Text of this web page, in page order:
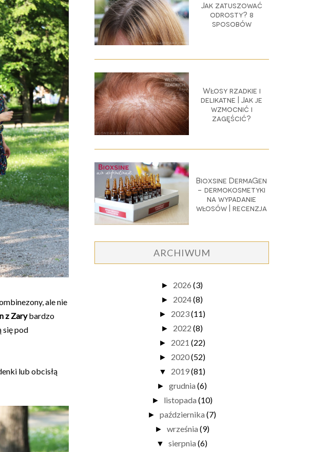
ale nie
z Zarybardzo
się pod
lub obcisłą
Jak zatuszować
odrosty? 8
sposobów
Włosy rzadkie i
delikatne | Jak je
wzmocnić i
zagęścić?
Bioxsine DermaGen
- dermokosmetyki
na wypadanie
włosów | recenzja
ARCHIWUM
► 2026 (3)
► 2024(8)
► 2023(11)
► 2022 (8)
► 2021 (22)
► 2020(52)
▼ 2019(81)
► grudnia (6)
► listopada (10)
► października (7)
► września (9)
▼ sierpnia (6)